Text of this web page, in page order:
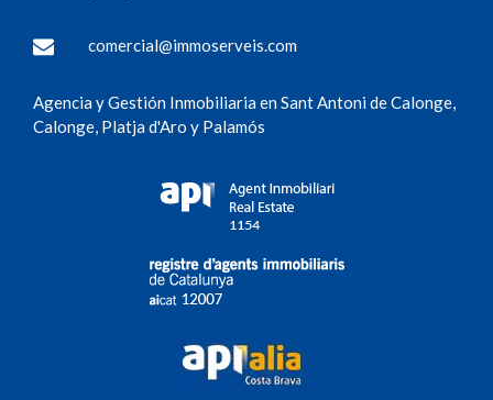
comercial@immoserveis.com
Agencia y Gestión Inmobiliaria en Sant Antoni de Calonge,
Calonge, Platja d'Aro y Palamós